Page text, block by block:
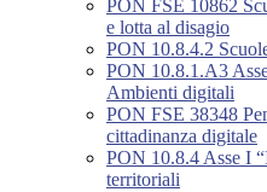
PON FSE 10862
e lotta al disagio
PON 10.8.4.2
PON 10.8.1.A3
Ambienti digitali
PON FSE 38348
cittadinanza digitale
PON 10.8.4 Asse I
territoriali